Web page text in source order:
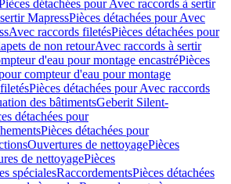
détachées pour Avec raccords à sertir
MapressPièces détachées pour Avec
Avec raccords filetésPièces détachées pour
de non retourAvec raccords à sertir
d'eau pour montage encastréPièces
compteur d'eau pour montage
Pièces détachées pour Avec raccords
des bâtimentsGeberit Silent-
détachées pour
Pièces détachées pour
Ouvertures de nettoyagePièces
de nettoyagePièces
spécialesRaccordementsPièces détachées